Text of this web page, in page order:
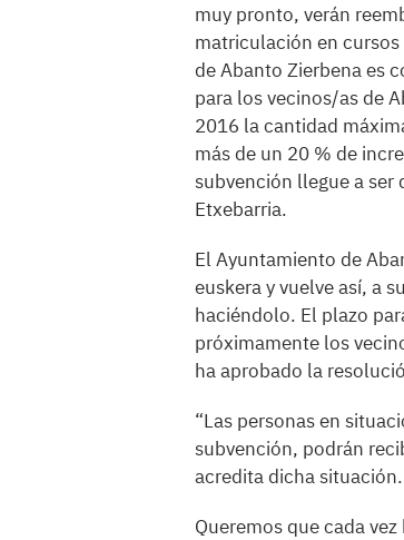
muy pronto, verán
matriculación en
de Abanto Zierbena es
para los vecinos/as de
2016 la cantidad
más de un 20 % de
subvención llegue a ser
Etxebarria.
El Ayuntamiento de
euskera y vuelve así, a
haciéndolo. El plazo
próximamente los
ha aprobado la
“Las personas en
subvención, podrán
acredita dicha situación.
Queremos que cada